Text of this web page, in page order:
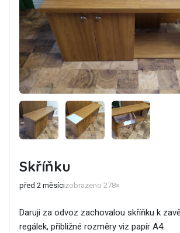
Skříňku
před 2 měsícizobrazeno 278×
Daruji za odvoz zachovalou skříňku k
regálek, přibližné rozměry viz papír A4.